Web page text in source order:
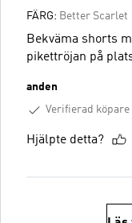
FÄRG: Better Scarlet
Bekväma shorts
pikettröjan på
anden
Verifierad köpare
Hjälpte detta?